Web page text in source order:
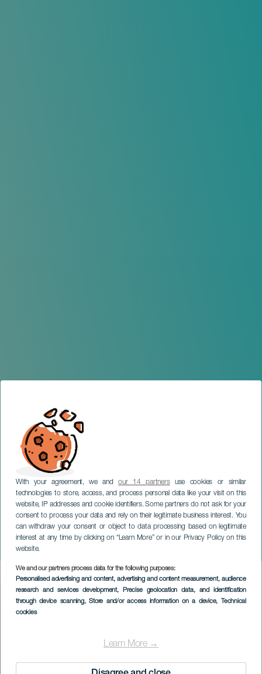
With your agreement, we andour 14 partnersuse cookies or similar
technologies to store, access, and process personal data like your visit on this
website, IP addresses and cookie identifiers. Some partners do not ask for your
consent to process your data and rely on their legitimate business interest. You
can withdraw your consent or object to data processing based on legitimate
interest at any time by clicking on “Learn More” or in our Privacy Policy on this
website.
We and our partners process data for the following purposes:
Personalised advertising and content, advertising and content measurement, audience
research and services development, Precise geolocation data, and identification
through device scanning, Store and/or access information on a device, Technical
cookies
Learn More →
Vents de joie : un
hommage à Los Buches
LANZAROTE
Imagen
Listado